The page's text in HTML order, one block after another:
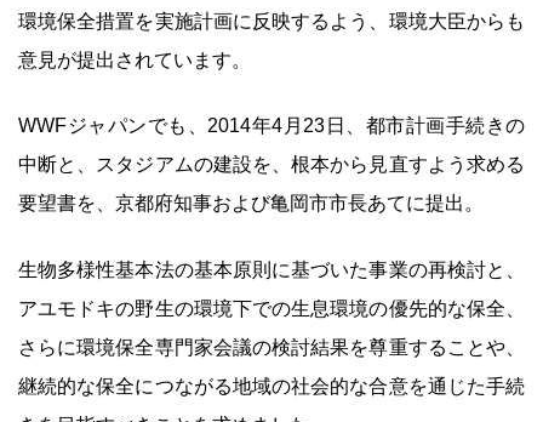
環境保全措置を実施計画に反映するよう、環境大臣からも
意見が提出されています。
WWFジャパンでも、2014年4月23日、都市計画手続きの
中断と、スタジアムの建設を、根本から見直すよう求める
要望書を、京都府知事および亀岡市市長あてに提出。
生物多様性基本法の基本原則に基づいた事業の再検討と、
アユモドキの野生の環境下での生息環境の優先的な保全、
さらに環境保全専門家会議の検討結果を尊重することや、
継続的な保全につながる地域の社会的な合意を通じた手続